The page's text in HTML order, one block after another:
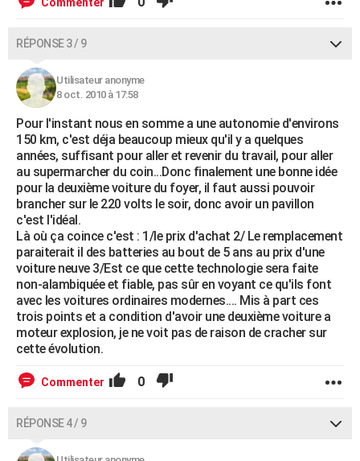
RÉPONSE 3 / 9
Utilisateur anonyme
8 oct. 2010 à 17:58
Pour l'instant nous en somme a une autonomie d'environs
150 km, c'est déja beaucoup mieux qu'il y a quelques
années, suffisant pour aller et revenir du travail, pour aller
au supermarcher du coin...Donc finalement une bonne idée
pour la deuxième voiture du foyer, il faut aussi pouvoir
brancher sur le 220 volts le soir, donc avoir un pavillon
c'est l'idéal.
Là où ça coince c'est : 1/le prix d'achat 2/ Le remplacement
paraiterait il des batteries au bout de 5 ans au prix d'une
voiture neuve 3/Est ce que cette technologie sera faite
non-alambiquée et fiable, pas sûr en voyant ce qu'ils font
avec les voitures ordinaires modernes.... Mis à part ces
trois points et a condition d'avoir une deuxième voiture a
moteur explosion, je ne voit pas de raison de cracher sur
cette évolution.
Commenter 0
RÉPONSE 4 / 9